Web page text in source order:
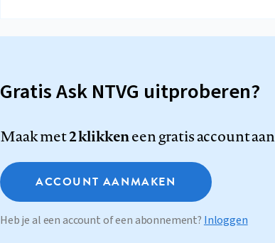
Gratis Ask NTVG uitproberen?
Maak met2 klikkeneen gratis account aan
ACCOUNT AANMAKEN
Heb je al een account of een abonnement? Inloggen